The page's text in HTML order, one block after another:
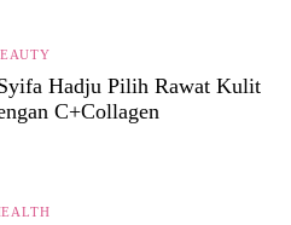
Hadju Pilih Rawat Kulit
C+Collagen